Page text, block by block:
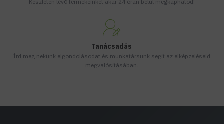
Készleten lévő termékeinket akár 24 órán belül megkaphatod!
Tanácsadás
Írd meg nekünk elgondolásodat és munkatársunk segít az elképzeléseid
megvalósításában.